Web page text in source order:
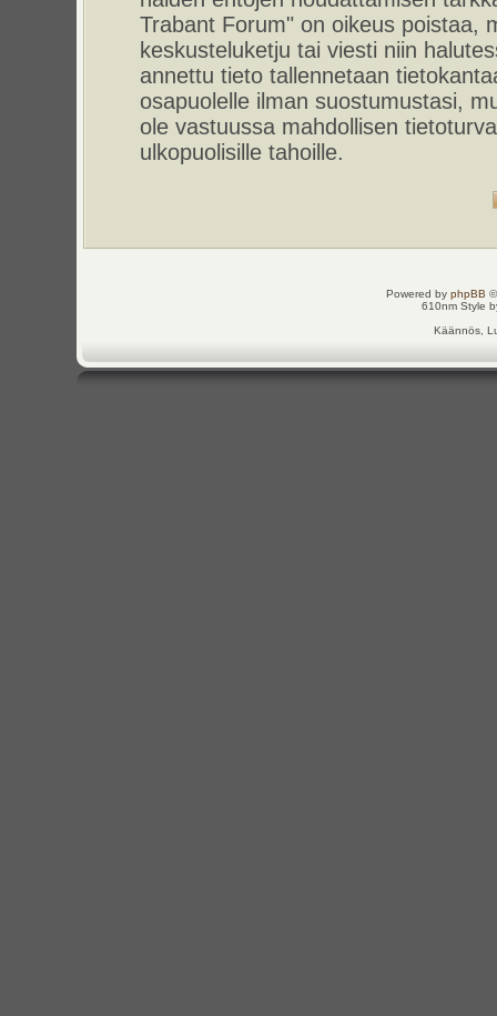
Trabant Forum" on oikeus poistaa,
keskusteluketju tai viesti niin
annettu tieto tallennetaan
osapuolelle ilman suostumustasi,
ole vastuussa mahdollisen
ulkopuolisille tahoille.
Powered by phpBB
610nm Style
Käännös,